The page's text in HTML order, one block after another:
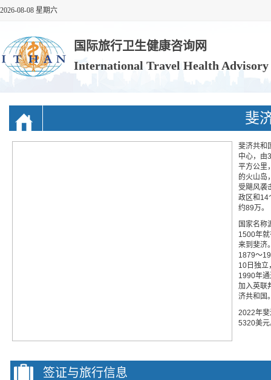
2026-08-08 星期六
国际旅行卫生健康咨询网
International Travel Health
斐
斐济共和
中心，由
平方公里
的火山岛
受飓风袭
政区和14
约89万。
国家名称
1500年
来到斐济
1879～
10日独立
1990年
加入英联
济共和国
2022年
5320美元
签证与旅行信息